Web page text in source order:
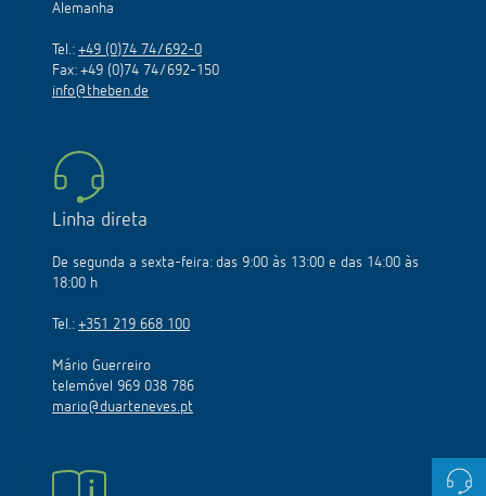
Alemanha
Tel.: +49 (0)74 74/692-0
Fax: +49 (0)74 74/692-150
info@theben.de
Linha direta
De segunda a sexta-feira: das 9:00 às 13:00 e das 14:00 às
18:00 h
Tel.: +351 219 668 100
Mário Guerreiro
telemóvel 969 038 786
mario@duarteneves.pt